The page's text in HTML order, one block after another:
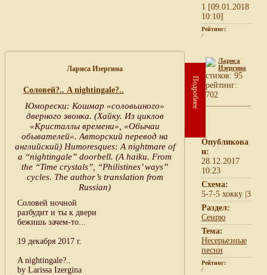
1 [09.01.2018
10:10]
Рейтинг:
/
Лариса Изергина
Соловей?.. A nightingale?..
Юморески: Кошмар «соловьиного»
дверного звонка. (Хайку. Из циклов
«Кристаллы времени», «Обычаи
обывателей». Авторский перевод на
английский) Humoresques: A nightmare of
a “nightingale” doorbell. (A haiku. From
the “Time crystals”, “Philistines’ ways”
cycles. The author’s translation from
Russian)
Соловей ночной
разбудит и ты к двери
бежишь зачем-то...
19 декабря 2017 г.
A nightingale?..
by Larissa Izergina
Подробнее
Лариса
Изергина
cтихов: 95
рейтинг:
702
Опубликова
н:
28.12.2017
10:23
Схема:
5-7-5 хокку |3
Раздел:
Сенрю
Тема:
Несерьезные
песни
Рейтинг:
/